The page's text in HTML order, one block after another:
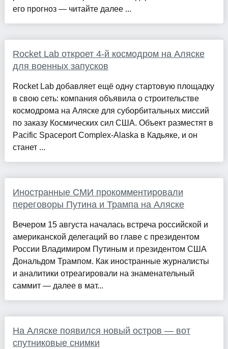
его прогноз — читайте далее ...
Rocket Lab откроет 4-й космодром на Аляске
для военных запусков
Rocket Lab добавляет ещё одну стартовую площадку
в свою сеть: компания объявила о строительстве
космодрома на Аляске для суборбитальных миссий
по заказу Космических сил США. Объект разместят в
Pacific Spaceport Complex-Alaska в Кадьяке, и он
станет ...
Иностранные СМИ прокомментировали
переговоры Путина и Трампа на Аляске
Вечером 15 августа началась встреча российской и
американской делегаций во главе с президентом
России Владимиром Путиным и президентом США
Дональдом Трампом. Как иностранные журналисты
и аналитики отреагировали на знаменательный
саммит — далее в мат...
На Аляске появился новый остров — вот
спутниковые снимки